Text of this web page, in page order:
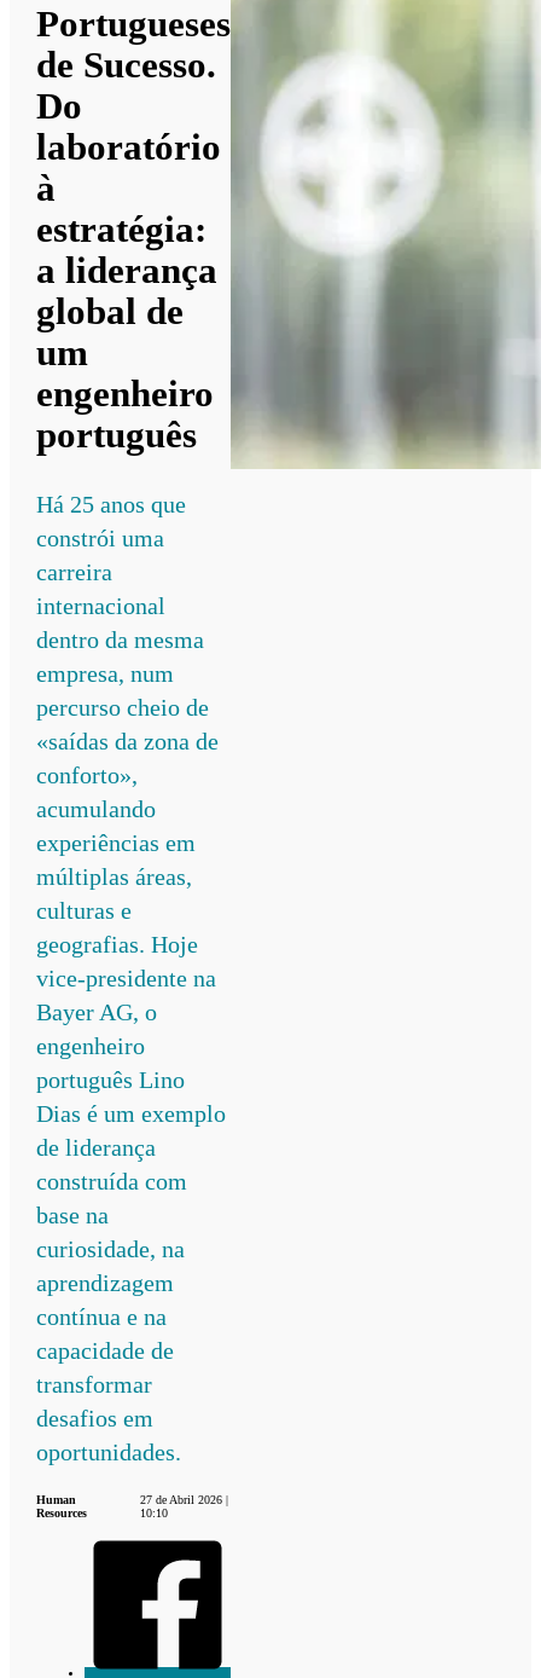
Portugueses
de Sucesso.
Do
laboratório
à
estratégia:
a liderança
global de
um
engenheiro
português
Há 25 anos que
constrói uma
carreira
internacional
dentro da mesma
empresa, num
percurso cheio de
«saídas da zona de
conforto»,
acumulando
experiências em
múltiplas áreas,
culturas e
geografias. Hoje
vice-presidente na
Bayer AG, o
engenheiro
português Lino
Dias é um exemplo
de liderança
construída com
base na
curiosidade, na
aprendizagem
contínua e na
capacidade de
transformar
desafios em
oportunidades.
Human
Resources
27 de Abril 2026 |
10:10